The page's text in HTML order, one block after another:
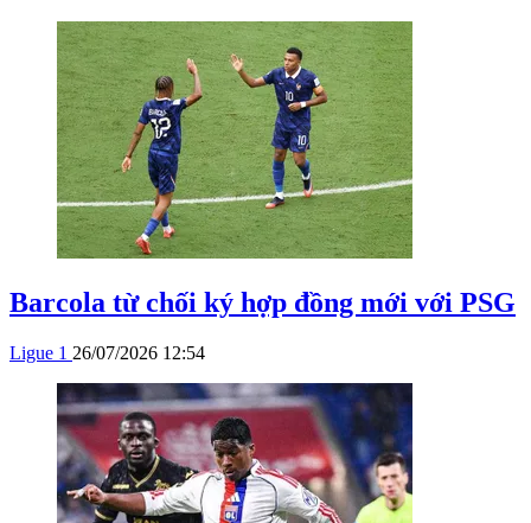
Barcola từ chối ký hợp đồng mới với PSG
Ligue 1 26/07/2026 12:54